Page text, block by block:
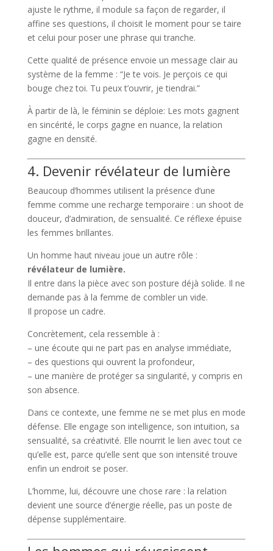
ajuste le rythme, il module sa façon de regarder, il
affine ses questions, il choisit le moment pour se taire
et celui pour poser une phrase qui tranche.
Cette qualité de présence envoie un message clair au
système de la femme : “Je te vois. Je perçois ce qui
bouge chez toi. Tu peux t’ouvrir, je tiendrai.”
À partir de là, le féminin se déploie: Les mots gagnent
en sincérité, le corps gagne en nuance, la relation
gagne en densité.
4. Devenir révélateur de lumière
Beaucoup d’hommes utilisent la présence d’une
femme comme une recharge temporaire : un shoot de
douceur, d’admiration, de sensualité. Ce réflexe épuise
les femmes brillantes.
Un homme haut niveau joue un autre rôle :
révélateur de lumière.
Il entre dans la pièce avec son posture déjà solide. Il ne
demande pas à la femme de combler un vide.
Il propose un cadre.
Concrètement, cela ressemble à :
– une écoute qui ne part pas en analyse immédiate,
– des questions qui ouvrent la profondeur,
– une manière de protéger sa singularité, y compris en
son absence.
Dans ce contexte, une femme ne se met plus en mode
défense. Elle engage son intelligence, son intuition, sa
sensualité, sa créativité. Elle nourrit le lien avec tout ce
qu’elle est, parce qu’elle sent que son intensité trouve
enfin un endroit se poser.
L’homme, lui, découvre une chose rare : la relation
devient une source d’énergie réelle, pas un poste de
dépense supplémentaire.